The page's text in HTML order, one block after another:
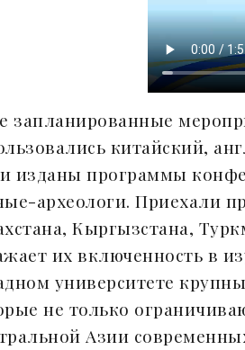
запланированные
китайский,
изданы программы
археологи. Приехали
Кыргызстана,
их включенность в
университете
не только
Азии